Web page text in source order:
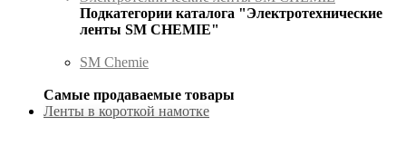
Подкатегории каталога "Электротехнические
ленты SM CHEMIE"
SM Chemie
Самые продаваемые товары
Ленты в короткой намотке